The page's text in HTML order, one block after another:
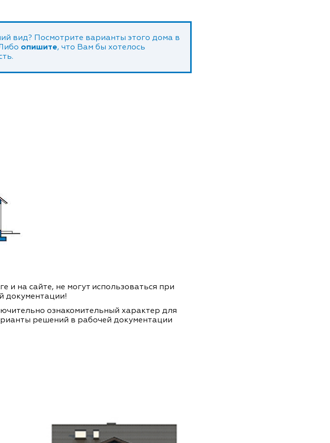
вид? Посмотрите варианты этого дома в
опишите, что Вам бы хотелось
и на сайте, не могут использоваться при
документации!
ознакомительный характер для
решений в рабочей документации